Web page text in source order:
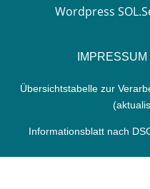
Wordpress
IMPRESSUM
Übersichtstabelle zur
Informationsblatt nach